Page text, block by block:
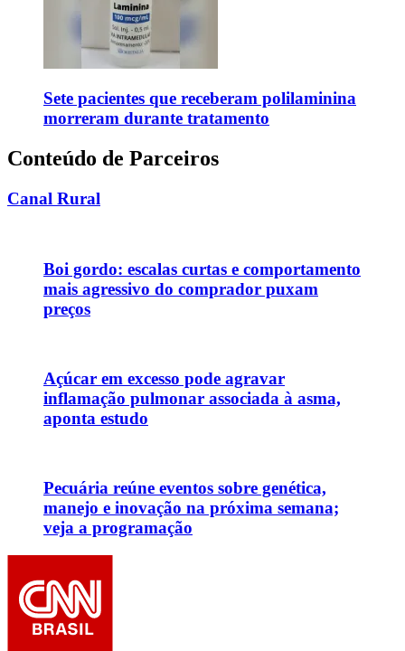
Sete pacientes que receberam polilaminina
morreram durante tratamento
Conteúdo de Parceiros
Canal Rural
Boi gordo: escalas curtas e comportamento
mais agressivo do comprador puxam
preços
Açúcar em excesso pode agravar
inflamação pulmonar associada à asma,
aponta estudo
Pecuária reúne eventos sobre genética,
manejo e inovação na próxima semana;
veja a programação